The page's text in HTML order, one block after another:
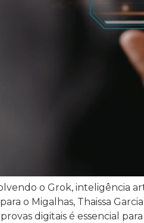
o Grok, inteligência
o Migalhas, Thaissa
digitais é essencial